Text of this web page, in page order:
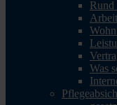
Rund
Was